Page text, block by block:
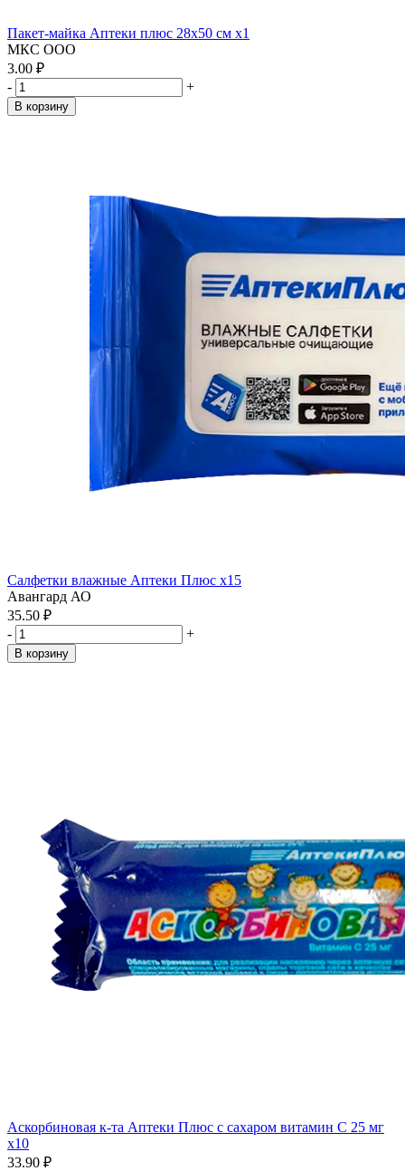
Пакет-майка Аптеки плюс 28х50 см x1
МКС ООО
3.00 ₽
-
+
В корзину
Салфетки влажные Аптеки Плюс x15
Авангард АО
35.50 ₽
-
+
В корзину
Аскорбиновая к-та Аптеки Плюс с сахаром витамин С 25 мг
x10
33.90 ₽